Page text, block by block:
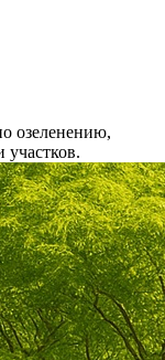
озеленению,